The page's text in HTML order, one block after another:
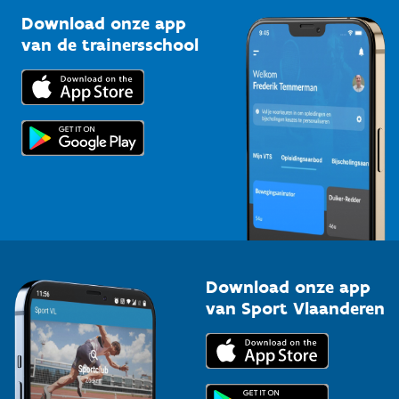
Bedrijven
Trainers en begeleiders
Topsporters
Kennisplatform
Downloads
Voor de pers
Download onze app
van de trainersschool
Download onze app
van Sport Vlaanderen